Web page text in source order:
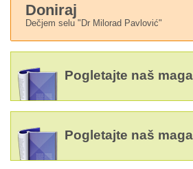
Doniraj
Dečjem selu "Dr Milorad Pavlović"
Pogletajte naš
Pogletajte naš